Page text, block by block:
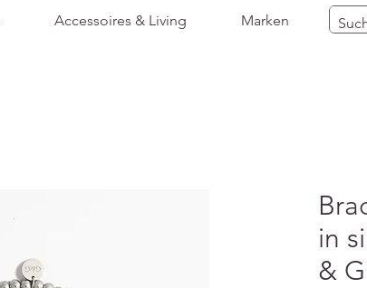
Accessoires & Living Marken
in
&